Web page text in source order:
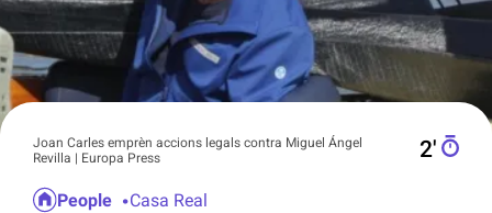
Joan Carles emprèn accions legals contra Miguel Ángel
Revilla | Europa Press
2′
People Casa Real